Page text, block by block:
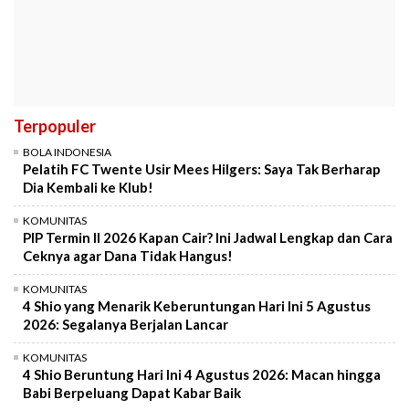
Terpopuler
BOLA INDONESIA
Pelatih FC Twente Usir Mees Hilgers: Saya Tak Berharap
Dia Kembali ke Klub!
KOMUNITAS
PIP Termin II 2026 Kapan Cair? Ini Jadwal Lengkap dan Cara
Ceknya agar Dana Tidak Hangus!
KOMUNITAS
4 Shio yang Menarik Keberuntungan Hari Ini 5 Agustus
2026: Segalanya Berjalan Lancar
KOMUNITAS
4 Shio Beruntung Hari Ini 4 Agustus 2026: Macan hingga
Babi Berpeluang Dapat Kabar Baik